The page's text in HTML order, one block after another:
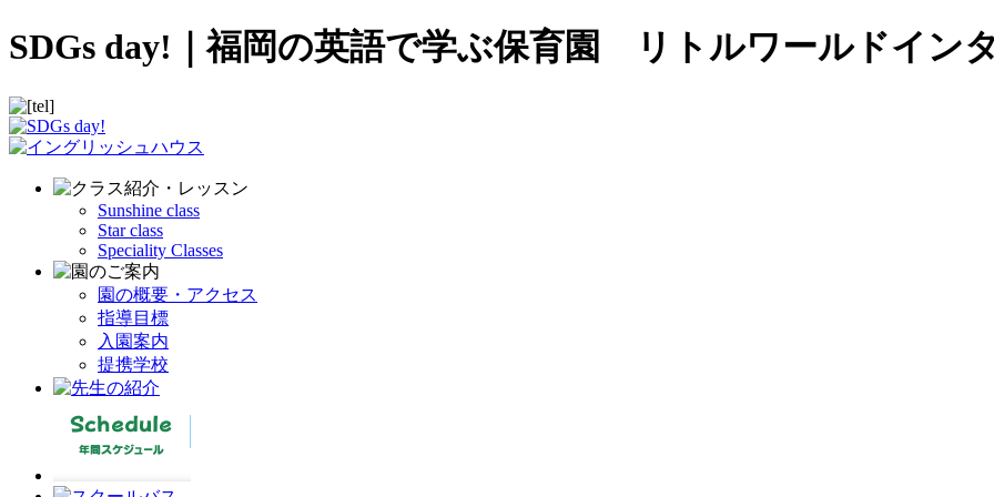
SDGs day!｜福岡の英語で学ぶ保育園 リトルワールドイン
Sunshine class
Star class
Speciality Classes
園の概要・アクセス
指導目標
入園案内
提携学校